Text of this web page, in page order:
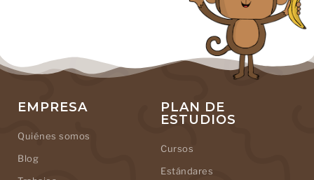
EMPRESA
Quiénes somos
Blog
PLAN DE
ESTUDIOS
Cursos
Estándares